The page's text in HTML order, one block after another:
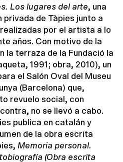
Los lugares del arte, una
de Tàpies junto a
por el artista a lo
años. Con motivo de la
la terraza de la Fundació la
1991; obra, 2010), un
el Salón Oval del Museu
(Barcelona) que,
revuelo social, con
no se llevó a cabo.
publica en catalán y
de la obra escrita
Memoria personal.
(Obra escrita